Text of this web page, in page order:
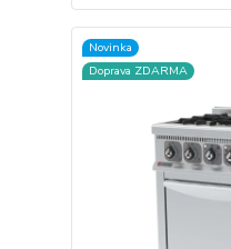
Novinka
Doprava ZDARMA